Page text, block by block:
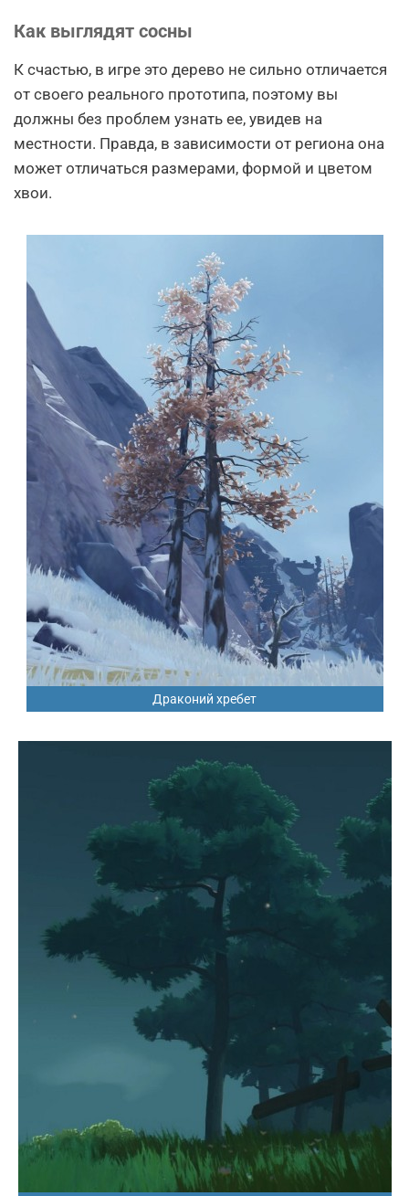
Как выглядят сосны
К счастью, в игре это дерево не сильно отличается
от своего реального прототипа, поэтому вы
должны без проблем узнать ее, увидев на
местности. Правда, в зависимости от региона она
может отличаться размерами, формой и цветом
хвои.
Драконий хребет